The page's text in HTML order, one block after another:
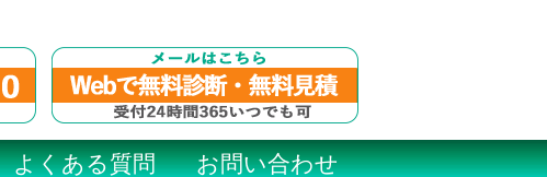
よくある質問 お問い合わせ